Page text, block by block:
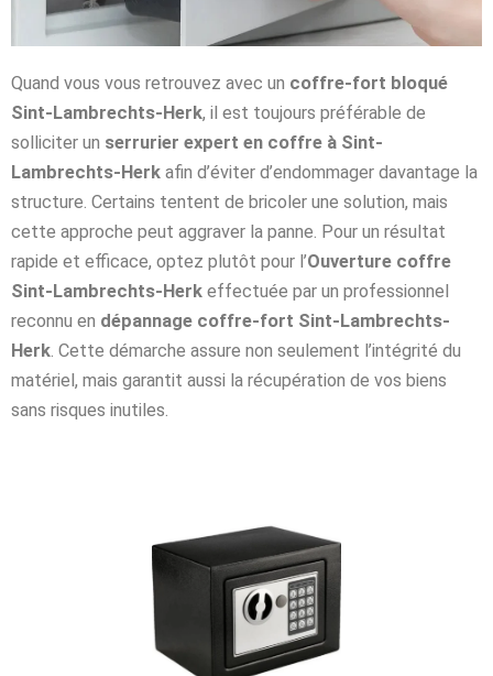
Quand vous vous retrouvez avec un coffre-fort bloqué
Sint-Lambrechts-Herk, il est toujours préférable de
solliciter un serrurier expert en coffre à Sint-
Lambrechts-Herk afin d’éviter d’endommager davantage la
structure. Certains tentent de bricoler une solution, mais
cette approche peut aggraver la panne. Pour un résultat
rapide et efficace, optez plutôt pour l’Ouverture coffre
Sint-Lambrechts-Herk effectuée par un professionnel
reconnu en dépannage coffre-fort Sint-Lambrechts-
Herk. Cette démarche assure non seulement l’intégrité du
matériel, mais garantit aussi la récupération de vos biens
sans risques inutiles.